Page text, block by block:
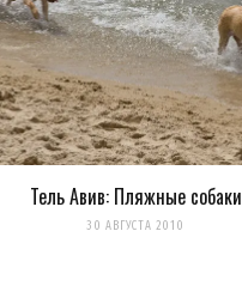
Тель Авив: Пляжные собаки
30 АВГУСТА 2010